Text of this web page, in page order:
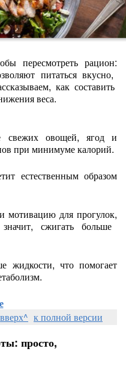
пересмотретьрацион:
питатьсявкусно,
каксоставить
веса.
свежиховощей, ягоди
при минимумекалорий.
естественнымобразом
мотивациюдляпрогулок,
значит, сжигатьбольше
жидкости, чтопомогает
вверх^ к полной версии
просто,